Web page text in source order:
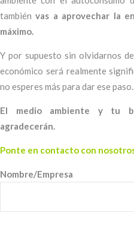
tambiénvas a aprovechar la
máximo.
Y por supuesto sin olvidarnos
económico será realmente
no esperes más para dar ese paso.
El medio ambiente y tu
agradecerán.
Ponte en contacto con
Nombre/Empresa